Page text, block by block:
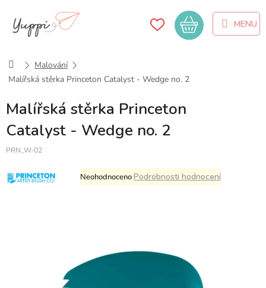
obsah
Nákupní
košík
DomůMalování
Malířská stěrka Princeton Catalyst - Wedge no. 2
Malířská stěrka Princeton
Catalyst - Wedge no. 2
PRN_W-02
Průměrné
hodnocení
hvězdiček.
NeohodnocenoPodrobnosti hodnocení